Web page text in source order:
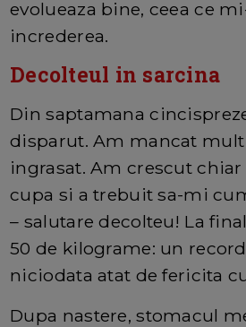
evolueaza bine, ceea ce
increderea.
Decolteul in sarcina
Din saptamana
disparut. Am mancat
ingrasat. Am crescut
cupa si a trebuit sa-mi
– salutare decolteu! La
50 de kilograme: un
niciodata atat de fericita
Dupa nastere, stomacul